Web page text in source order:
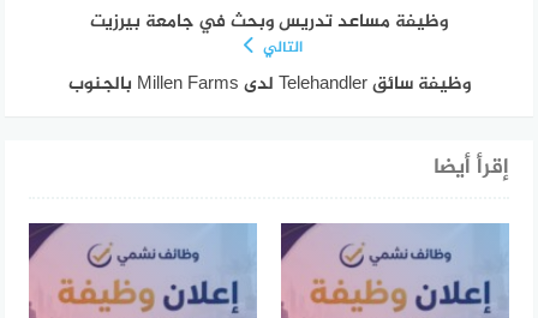
وظيفة مساعد تدريس وبحث في جامعة بيرزيت
التالي
وظيفة سائق Telehandler لدى Millen Farms بالجنوب
إقرأ أيضا